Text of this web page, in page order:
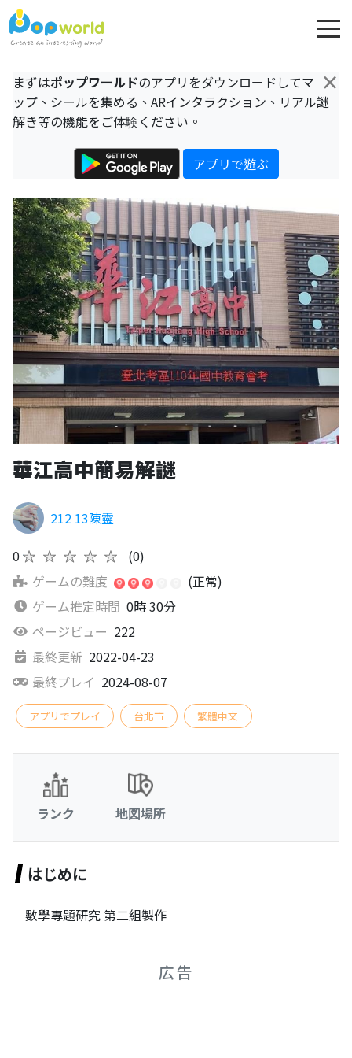
×
まずはポップワールドのアプリをダウンロードしてマ
ップ、シールを集める、ARインタラクション、リアル謎
解き等の機能をご体験ください。
アプリで遊ぶ
華江高中簡易解謎
212 13陳靈
0★★★★★
(0)
ゲームの難度
(正常)
ゲーム推定時間 0時 30分
ページビュー 222
最終更新 2022-04-23
最終プレイ 2024-08-07
アプリでプレイ 台北市 繁體中文
ランク 地図場所
はじめに
數學專題研究 第二組製作
広告